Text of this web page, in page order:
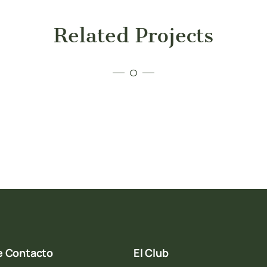
Related Projects
Contacto El Club